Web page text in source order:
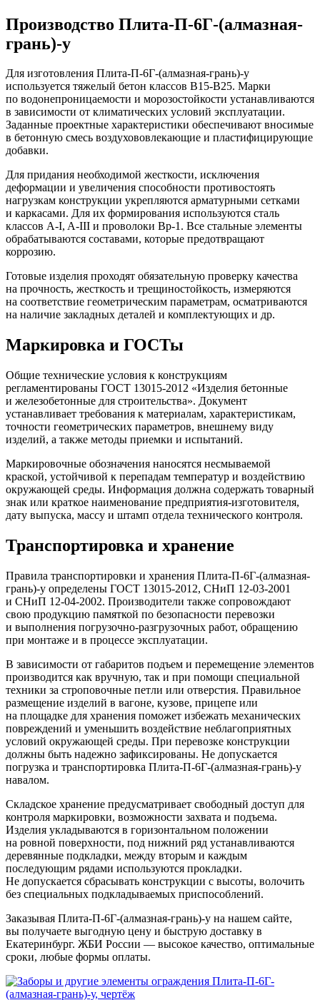
Производство Плита-П-6Г-(алмазная-
грань)-у
Для изготовления Плита-П-6Г-(алмазная-грань)-у
используется тяжелый бетон классов В15-В25. Марки
по водонепроницаемости и морозостойкости устанавливаются
в зависимости от климатических условий эксплуатации.
Заданные проектные характеристики обеспечивают вносимые
в бетонную смесь воздухововлекающие и пластифицирующие
добавки.
Для придания необходимой жесткости, исключения
деформации и увеличения способности противостоять
нагрузкам конструкции укрепляются арматурными сетками
и каркасами. Для их формирования используются сталь
классов A-I, A-III и проволоки Вр-1. Все стальные элементы
обрабатываются составами, которые предотвращают
коррозию.
Готовые изделия проходят обязательную проверку качества
на прочность, жесткость и трещиностойкость, измеряются
на соответствие геометрическим параметрам, осматриваются
на наличие закладных деталей и комплектующих и др.
Маркировка и ГОСТы
Общие технические условия к конструкциям
регламентированы ГОСТ 13015-2012 «Изделия бетонные
и железобетонные для строительства». Документ
устанавливает требования к материалам, характеристикам,
точности геометрических параметров, внешнему виду
изделий, а также методы приемки и испытаний.
Маркировочные обозначения наносятся несмываемой
краской, устойчивой к перепадам температур и воздействию
окружающей среды. Информация должна содержать товарный
знак или краткое наименование предприятия-изготовителя,
дату выпуска, массу и штамп отдела технического контроля.
Транспортировка и хранение
Правила транспортировки и хранения Плита-П-6Г-(алмазная-
грань)-у определены ГОСТ 13015-2012, СНиП 12-03-2001
и СНиП 12-04-2002. Производители также сопровождают
свою продукцию памяткой по безопасности перевозки
и выполнения погрузочно-разгрузочных работ, обращению
при монтаже и в процессе эксплуатации.
В зависимости от габаритов подъем и перемещение элементов
производится как вручную, так и при помощи специальной
техники за строповочные петли или отверстия. Правильное
размещение изделий в вагоне, кузове, прицепе или
на площадке для хранения поможет избежать механических
повреждений и уменьшить воздействие неблагоприятных
условий окружающей среды. При перевозке конструкции
должны быть надежно зафиксированы. Не допускается
погрузка и транспортировка Плита-П-6Г-(алмазная-грань)-у
навалом.
Складское хранение предусматривает свободный доступ для
контроля маркировки, возможности захвата и подъема.
Изделия укладываются в горизонтальном положении
на ровной поверхности, под нижний ряд устанавливаются
деревянные подкладки, между вторым и каждым
последующим рядами используются прокладки.
Не допускается сбрасывать конструкции с высоты, волочить
без специальных подкладываемых приспособлений.
Заказывая Плита-П-6Г-(алмазная-грань)-у на нашем сайте,
вы получаете выгодную цену и быструю доставку в
Екатеринбург. ЖБИ России — высокое качество, оптимальные
сроки, любые формы оплаты.